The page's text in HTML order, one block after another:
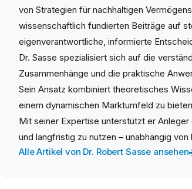
von Strategien für nachhaltigen
wissenschaftlich fundierten Beiträge auf
eigenverantwortliche, informierte
Dr. Sasse spezialisiert sich auf die
Zusammenhänge und die praktische
Sein Ansatz kombiniert theoretisches
einem dynamischen Marktumfeld zu
Mit seiner Expertise unterstützt er
und langfristig zu nutzen – unabhängig
Alle Artikel von Dr. Robert Sasse ansehen